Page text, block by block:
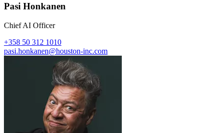
Pasi Honkanen
Chief AI Officer
+358 50 312 1010
pasi.honkanen@houston-inc.com